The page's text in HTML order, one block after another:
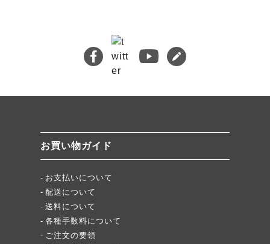
熊本地震義援金について
キムチバイキングはお得です！
牡蠣ジュルカレー、絶品中の絶品!
絶品チャーシュー、おすすめ！
「頂・その先」圧倒的美味！
お買い物ガイド
お支払いについて
配送について
送料について
各種手数料について
ご注文の要領